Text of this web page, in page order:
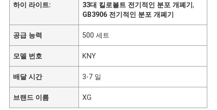
하이 라이트:
33대 킬로볼트 전기적인 분포 개폐기,
GB3906 전기적인 분포 개폐기
공급 능력 500 세트
모델 번호 KNY
배달 시간 3-7 일
브랜드 이름 XG